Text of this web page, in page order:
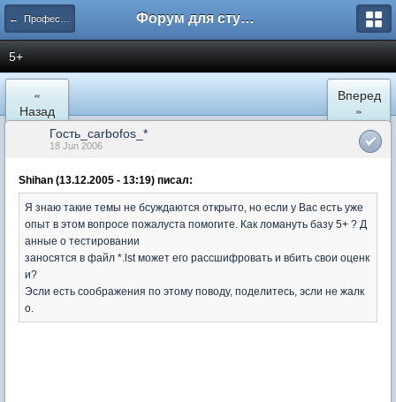
← Профессиональное общение Форум для студента СГА
5+
«
Назад
Вперед
»
Гость_carbofos_*
18 Jun 2006
Shihan (13.12.2005 - 13:19) писал:
Я знаю такие темы не бсуждаются открыто, но если у Вас есть уже
опыт в этом вопросе пожалуста помогите. Как ломануть базу 5+ ? Д
анные о тестировании
заносятся в файл *.lst может его рассшифровать и вбить свои оценк
и?
Эсли есть соображения по этому поводу, поделитесь, эсли не жалк
о.